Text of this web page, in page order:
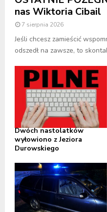
nas Wiktoria Cibail
7 sierpnia 2026
Jeśli chcesz zamieścić
odszedł na zawsze, to
Dwóch nastolatków
wyłowiono z Jeziora
Durowskiego